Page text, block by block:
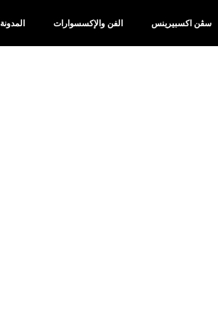
سڤن اكسبيرينس الفن والإكسسوارات المدونة